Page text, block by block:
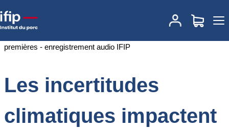
Accueil
Les incertitudes climatiques impactent
les cours des matières premières - enregistrement audio IFIP
Les incertitudes
climatiques impactent